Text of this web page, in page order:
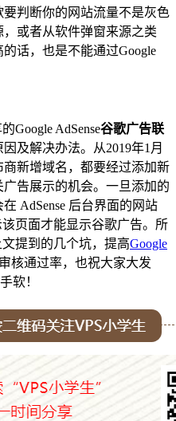
判断你的网站流量不是灰色
或者从软件弹窗来源之类
话，也是不能通过Google
Google AdSense谷歌广告联
及解决办法。从2019年1月
新增域名，都要经过添加新
告展示的机会。一旦添加的
AdSense 后台界面的网站
页面才能显示谷歌广告。所
提到的几个坑，提高Google
核通过率，也祝大家大发
软！